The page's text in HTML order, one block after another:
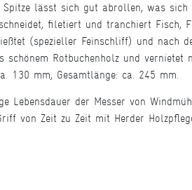
Spitze lässt sich gut abrollen, was
filetiert und tranchiert Fisch,
(spezieller Feinschliff) und nach
schönem Rotbuchenholz und
130 mm, Gesamtlänge: ca. 245 mm.
Lebensdauer der Messer von
von Zeit zu Zeit mit Herder